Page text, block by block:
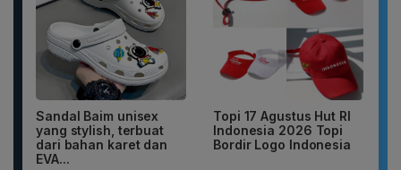
Sandal Baim unisex
yang stylish, terbuat
dari bahan karet dan
EVA...
Topi 17 Agustus Hut RI
Indonesia 2026 Topi
Bordir Logo Indonesia